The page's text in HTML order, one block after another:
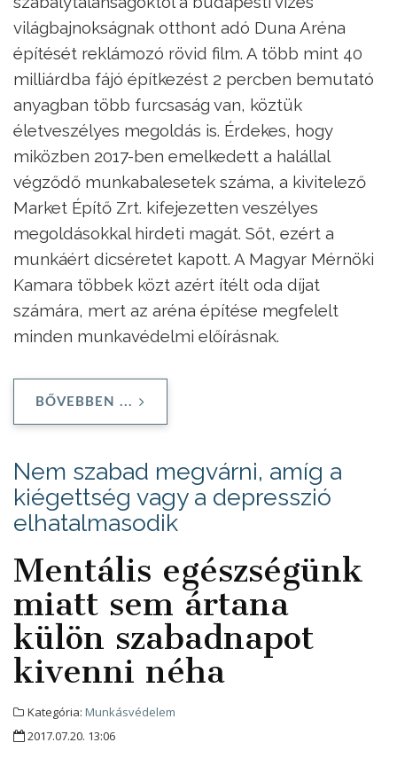
világbajnokságnak otthont adó Duna Aréna
építését reklámozó rövid film. A több mint 40
milliárdba fájó építkezést 2 percben bemutató
anyagban több furcsaság van, köztük
életveszélyes megoldás is. Érdekes, hogy
miközben 2017-ben emelkedett a halállal
végződő munkabalesetek száma, a kivitelező
Market Építő Zrt. kifejezetten veszélyes
megoldásokkal hirdeti magát. Sőt, ezért a
munkáért dicséretet kapott. A Magyar Mérnöki
Kamara többek közt azért ítélt oda díjat
számára, mert az aréna építése megfelelt
minden munkavédelmi előírásnak.
BŐVEBBEN ...
Nem szabad megvárni, amíg a
kiégettség vagy a depresszió
elhatalmasodik
Mentális egészségünk
miatt sem ártana
külön szabadnapot
kivenni néha
Kategória: Munkásvédelem
2017.07.20. 13:06